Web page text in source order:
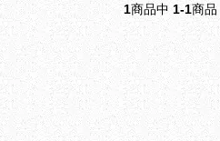
1商品中 1-1商品